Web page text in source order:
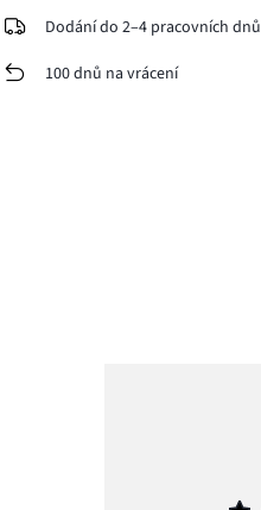
Dodání do 2–4 pracovních dnů
100 dnů na vrácení